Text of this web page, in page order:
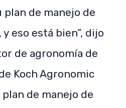
de manejo de
eso está bien”, dijo
de agronomía de
Koch Agronomic
plan de manejo de